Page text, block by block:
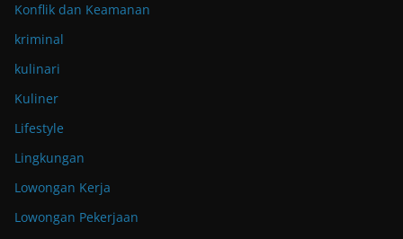
Konflik dan Keamanan
kriminal
kulinari
Kuliner
Lifestyle
Lingkungan
Lowongan Kerja
Lowongan Pekerjaan